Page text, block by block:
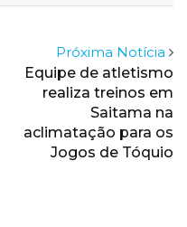
Próxima Notícia
Equipe de atletismo
realiza treinos em
Saitama na
aclimatação para os
Jogos de Tóquio